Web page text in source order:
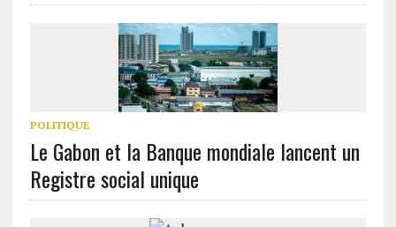
POLITIQUE
Le Gabon et la Banque mondiale lancent un
Registre social unique